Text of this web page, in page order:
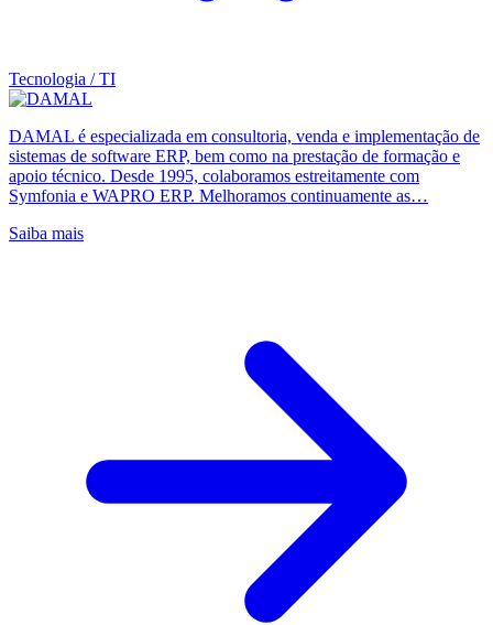
Tecnologia / TI
DAMAL é especializada em consultoria, venda e implementação de
sistemas de software ERP, bem como na prestação de formação e
apoio técnico. Desde 1995, colaboramos estreitamente com
Symfonia e WAPRO ERP. Melhoramos continuamente as…
Saiba mais